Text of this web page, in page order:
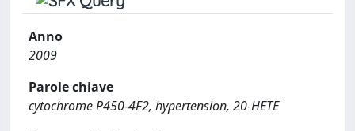
Anno
2009
Parole chiave
cytochrome P450-4F2, hypertension, 20-HETE